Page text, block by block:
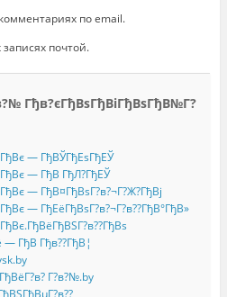
по email.
почтой.
Гђв?єГђВѕГђВіГђВѕГђВ№Г?
— ГђВЎГђЕѕГђЕЎ
— ГђВ ГђЛ?ГђЕЎ
— ГђВ¤ГђВѕГ?в?¬Г?Ж?ГђВј
— ГђЕёГђВѕГ?в?¬Г?в??ГђВ°ГђВ»
— ГђВ Гђв??ГђВ¦
Г?в?№.by